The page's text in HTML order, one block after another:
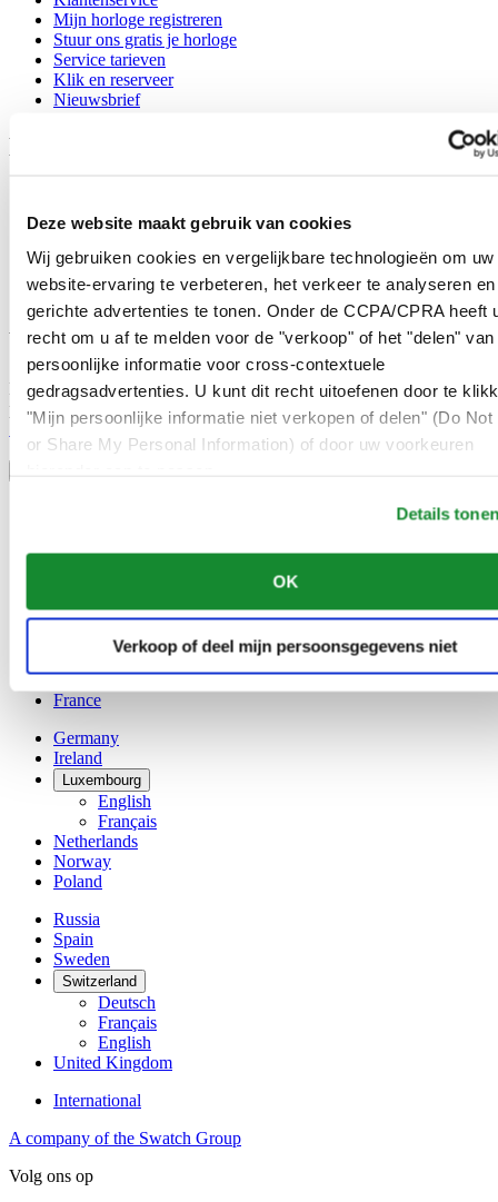
Deze website maakt gebruik van cookies
Wij gebruiken cookies en vergelijkbare technologieën om uw
website-ervaring te verbeteren, het verkeer te analyseren en
gerichte advertenties te tonen. Onder de CCPA/CPRA heeft
recht om u af te melden voor de "verkoop" of het "delen" van
persoonlijke informatie voor cross-contextuele
gedragsadvertenties. U kunt dit recht uitoefenen door te
"Mijn persoonlijke informatie niet verkopen of delen" (Do Not
or Share My Personal Information) of door uw voorkeuren
Details
OK
Verkoop of deel mijn persoonsgegevens niet
Mijn horloge registreren
Stuur ons gratis je horloge
Service tarieven
Klik en reserveer
Nieuwsbrief
Legal
Privacyverklaring
Cookie meldingen
Contact
Verkoopvoorwaarden
Herroeping van de overeenkomst
Word lid van de CERTINA club
Meld je aan en ontvang exclusieve aanbiedingen en
productrecensies
Schrijf je in!
Selecteer een land/regio
Dutch
English
简体中文
Finland
France
Germany
Ireland
Luxembourg
English
Français
Netherlands
Norway
Poland
Russia
Spain
Sweden
Switzerland
Deutsch
Français
English
United Kingdom
International
A company of the Swatch Group
Volg ons op